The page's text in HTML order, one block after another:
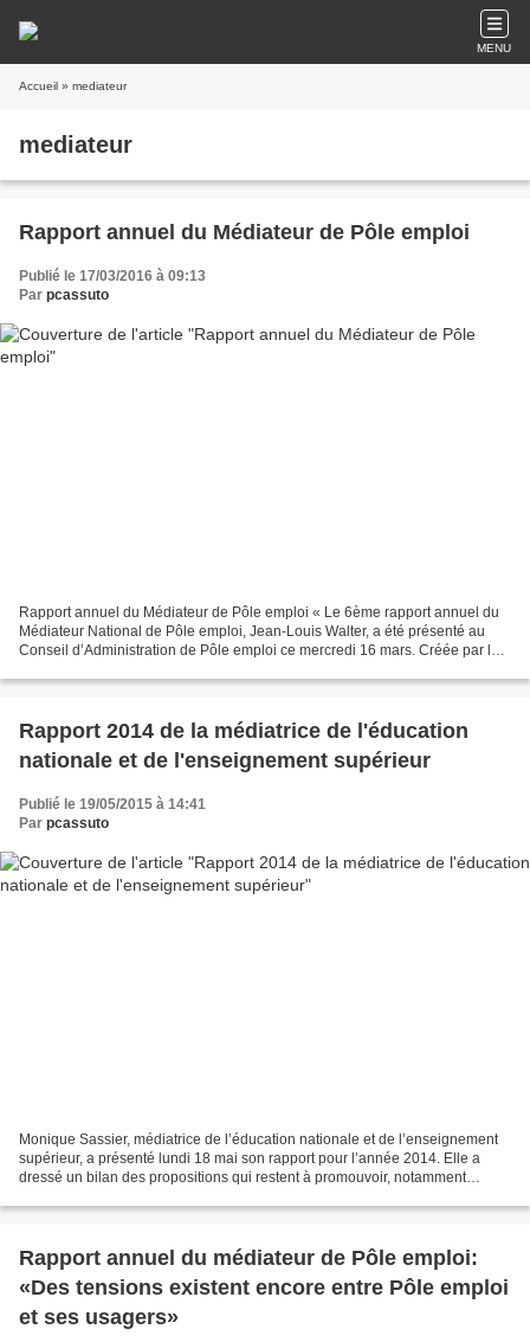
MENU
Accueil » mediateur
mediateur
Rapport annuel du Médiateur de Pôle emploi
Publié le 17/03/2016 à 09:13
Par pcassuto
Rapport annuel du Médiateur de Pôle emploi « Le 6ème rapport annuel du
Médiateur National de Pôle emploi, Jean-Louis Walter, a été présenté au
Conseil d’Administration de Pôle emploi ce mercredi 16 mars. Créée par la
Rapport 2014 de la médiatrice de l'éducation
nationale et de l'enseignement supérieur
Publié le 19/05/2015 à 14:41
Par pcassuto
Monique Sassier, médiatrice de l’éducation nationale et de l’enseignement
supérieur, a présenté lundi 18 mai son rapport pour l’année 2014. Elle a
dressé un bilan des propositions qui restent à promouvoir, notamment
Rapport annuel du médiateur de Pôle emploi:
«Des tensions existent encore entre Pôle emploi
et ses usagers»